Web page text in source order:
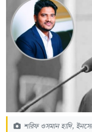
শরিফ ওসমান হাদি,